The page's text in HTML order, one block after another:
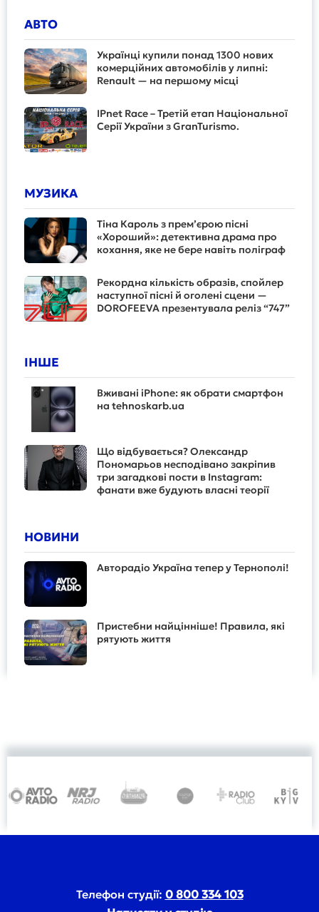
АВТО
Українці купили понад 1300 нових
комерційних автомобілів у липні:
Renault — на першому місці
IPnet Race – Третій етап Національної
Серії України з GranTurismo.
МУЗИКА
Тіна Кароль з прем’єрою пісні
«Хороший»: детективна драма про
кохання, яке не бере навіть поліграф
Рекордна кількість образів, спойлер
наступної пісні й оголені сцени —
DOROFEEVA презентувала реліз “747”
ІНШЕ
Вживані iPhone: як обрати смартфон
на tehnoskarb.ua
Що відбувається? Олександр
Пономарьов несподівано закріпив
три загадкові пости в Instagram:
фанати вже будують власні теорії
НОВИНИ
Авторадіо Україна тепер у Тернополі!
Пристебни найцінніше! Правила, які
рятують життя
Телефон студії: 0 800 334 103